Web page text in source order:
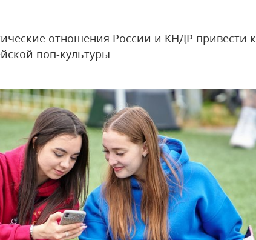
отношения России и КНДР привести к
поп-культуры